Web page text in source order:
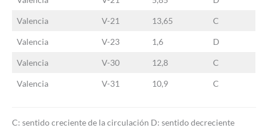
Valencia V-21 13,65 C
Valencia V-23 1,6 D
Valencia V-30 12,8 C
Valencia V-31 10,9 C
C: sentido creciente de la circulación D: sentido decreciente